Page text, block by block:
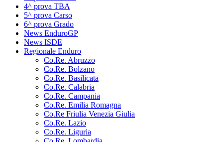
4^ prova TBA
5^ prova Carso
6^ prova Grado
News EnduroGP
News ISDE
Regionale Enduro
Co.Re. Abruzzo
Co.Re. Bolzano
Co.Re. Basilicata
Co.Re. Calabria
Co.Re. Campania
Co.Re. Emilia Romagna
Co.Re Friulia Venezia Giulia
Co.Re. Lazio
Co.Re. Liguria